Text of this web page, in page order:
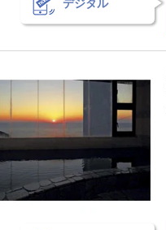
デジタル